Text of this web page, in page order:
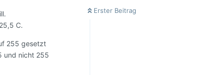
Erster Beitrag
C.
255 gesetzt
und nicht 255